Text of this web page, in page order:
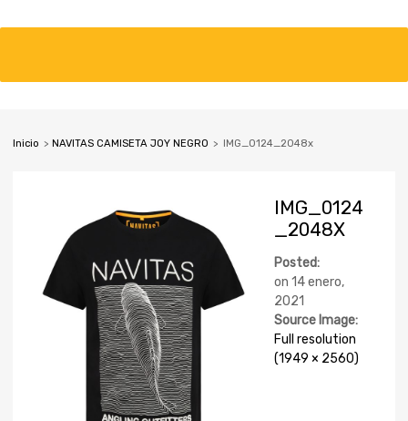
Inicio > NAVITAS CAMISETA JOY NEGRO > IMG_0124_2048x
IMG_0124
_2048X
Posted:
on 14 enero,
2021
Source Image:
Full resolution
(1949 × 2560)